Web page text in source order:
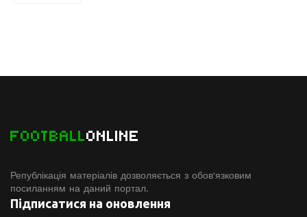
FOOTBALLONLINE
Републікація матеріалів дозволяється з обов'язковим
посиланням на даний портал.
Підписатися на оновлення